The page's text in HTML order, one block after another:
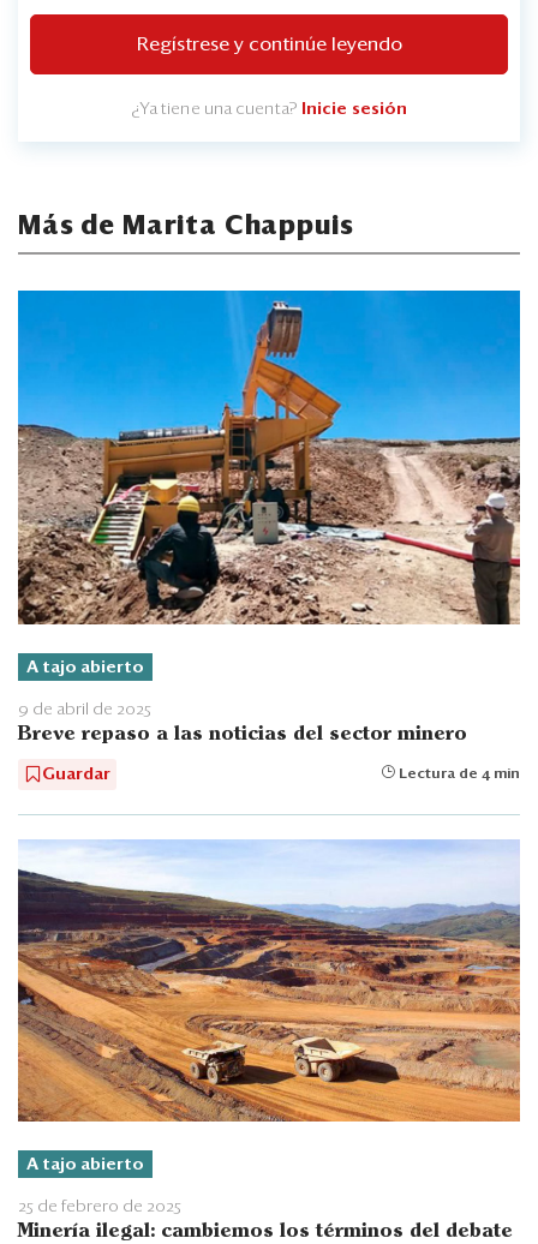
Regístrese y continúe leyendo
¿Ya tiene una cuenta? Inicie sesión
Más de Marita Chappuis
A tajo abierto
9 de abril de 2025
Breve repaso a las noticias del sector minero
Guardar Lectura de 4 min
A tajo abierto
25 de febrero de 2025
Minería ilegal: cambiemos los términos del debate